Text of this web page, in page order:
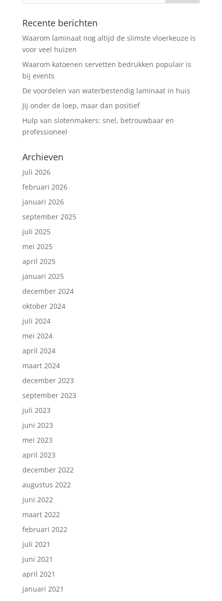
Recente berichten
Waarom laminaat nog altijd de slimste vloerkeuze is
voor veel huizen
Waarom katoenen servetten bedrukken populair is
bij events
De voordelen van waterbestendig laminaat in huis
Jij onder de loep, maar dan positief
Hulp van slotenmakers: snel, betrouwbaar en
professioneel
Archieven
juli 2026
februari 2026
januari 2026
september 2025
juli 2025
mei 2025
april 2025
januari 2025
december 2024
oktober 2024
juli 2024
mei 2024
april 2024
maart 2024
december 2023
september 2023
juli 2023
juni 2023
mei 2023
april 2023
december 2022
augustus 2022
juni 2022
maart 2022
februari 2022
juli 2021
juni 2021
april 2021
januari 2021